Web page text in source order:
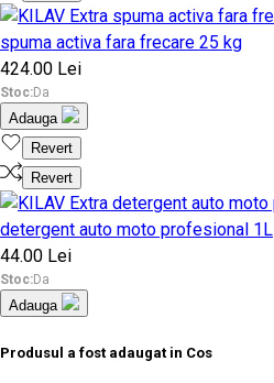
spuma activa fara frecare 25 kg
424.00 Lei
Stoc:Da
Adauga
Revert
Revert
detergent auto moto profesional 1L
44.00 Lei
Stoc:Da
Adauga
Produsul a fost adaugat in Cos